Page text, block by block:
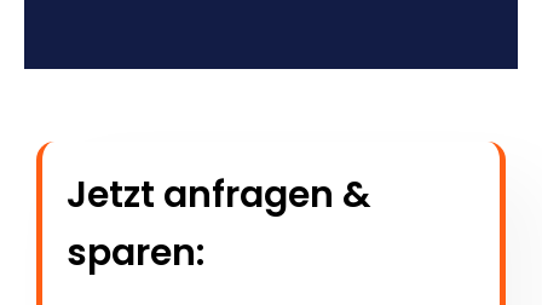
Jetzt anfragen &
sparen: